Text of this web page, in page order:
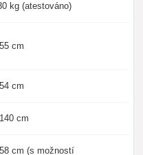
kg (atestováno)
cm
cm
cm
cm (s možností